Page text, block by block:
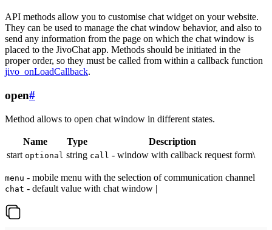
API methods allow you to customise chat widget on your website.
They can be used to manage the chat window behavior, and also to
send any information from the page on which the chat window is
placed to the JivoChat app. Methods should be initiated in the
proper order, so they must be called from within a callback function
jivo_onLoadCallback.
open#
Method allows to open chat window in different states.
Name Type
Description
start optional string call - window with callback request form\
menu - mobile menu with the selection of communication channel
chat - default value with chat window |